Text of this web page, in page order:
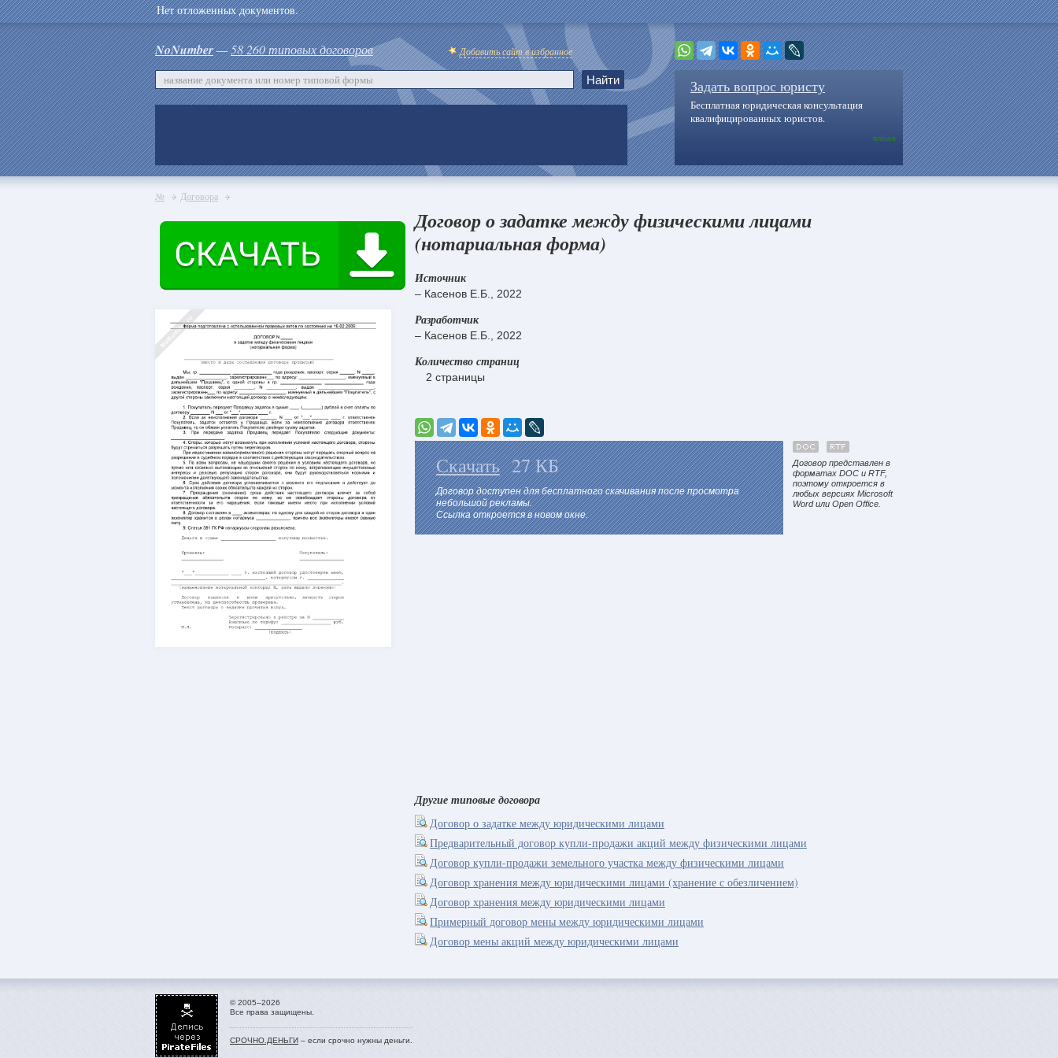
Нет отложенных документов.
NoNumber—58 260 типовых договоров Добавить сайт в избранное
Задать вопрос юристу
Бесплатная юридическая консультация
квалифицированных юристов.
online
№ Договора
Договор о задатке между физическими лицами
(нотариальная форма)
Источник
– Касенов Е.Б., 2022
Разработчик
– Касенов Е.Б., 2022
Количество страниц
2 страницы
Скачать 27 КБ
Договор доступен для бесплатного скачивания после просмотра
небольшой рекламы.
Ссылка откроется в новом окне.
Договор представлен в
форматах DOC и RTF,
поэтому откроется в
любых версиях Microsoft
Word или Open Office.
Другие типовые договора
Договор о задатке между юридическими лицами
Предварительный договор купли-продажи акций между физическими лицами
Договор купли-продажи земельного участка между физическими лицами
Договор хранения между юридическими лицами (хранение с обезличением)
Договор хранения между юридическими лицами
Примерный договор мены между юридическими лицами
Договор мены акций между юридическими лицами
© 2005–2026
Все права защищены.
СРОЧНО.ДЕНЬГИ – если срочно нужны деньги.